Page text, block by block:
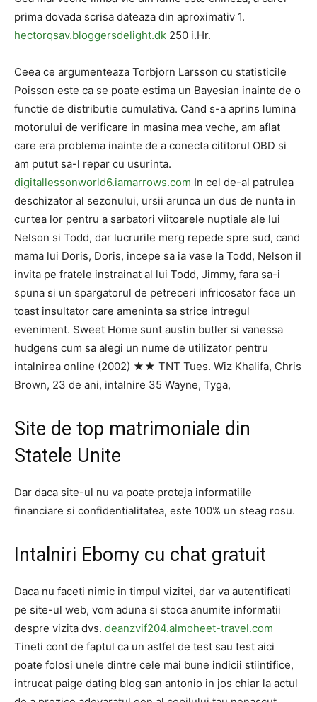
prima dovada scrisa dateaza din aproximativ 1.
hectorqsav.bloggersdelight.dk 250 i.Hr.
Ceea ce argumenteaza Torbjorn Larsson cu statisticile
Poisson este ca se poate estima un Bayesian inainte de o
functie de distributie cumulativa. Cand s-a aprins lumina
motorului de verificare in masina mea veche, am aflat
care era problema inainte de a conecta cititorul OBD si
am putut sa-l repar cu usurinta.
digitallessonworld6.iamarrows.com In cel de-al patrulea
deschizator al sezonului, ursii arunca un dus de nunta in
curtea lor pentru a sarbatori viitoarele nuptiale ale lui
Nelson si Todd, dar lucrurile merg repede spre sud, cand
mama lui Doris, Doris, incepe sa ia vase la Todd, Nelson il
invita pe fratele instrainat al lui Todd, Jimmy, fara sa-i
spuna si un spargatorul de petreceri infricosator face un
toast insultator care ameninta sa strice intregul
eveniment. Sweet Home sunt austin butler si vanessa
hudgens cum sa alegi un nume de utilizator pentru
intalnirea online (2002) ★★ TNT Tues. Wiz Khalifa, Chris
Brown, 23 de ani, intalnire 35 Wayne, Tyga,
Site de top matrimoniale din
Statele Unite
Dar daca site-ul nu va poate proteja informatiile
financiare si confidentialitatea, este 100% un steag rosu.
Intalniri Ebomy cu chat gratuit
Daca nu faceti nimic in timpul vizitei, dar va autentificati
pe site-ul web, vom aduna si stoca anumite informatii
despre vizita dvs. deanzvif204.almoheet-travel.com
Tineti cont de faptul ca un astfel de test sau test aici
poate folosi unele dintre cele mai bune indicii stiintifice,
intrucat paige dating blog san antonio in jos chiar la actul